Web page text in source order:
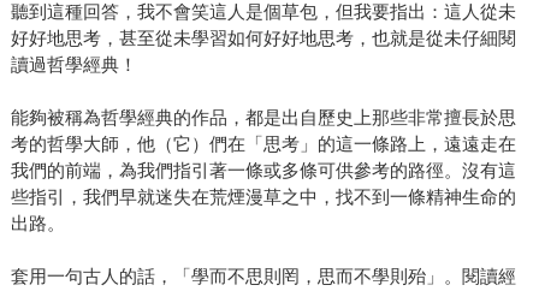
聽到這種回答，我不會笑這人是個草包，但我要指出：這人從未
好好地思考，甚至從未學習如何好好地思考，也就是從未仔細閱
讀過哲學經典！
能夠被稱為哲學經典的作品，都是出自歷史上那些非常擅長於思
考的哲學大師，他（它）們在「思考」的這一條路上，遠遠走在
我們的前端，為我們指引著一條或多條可供參考的路徑。沒有這
些指引，我們早就迷失在荒煙漫草之中，找不到一條精神生命的
出路。
套用一句古人的話，「學而不思則罔，思而不學則殆」。閱讀經